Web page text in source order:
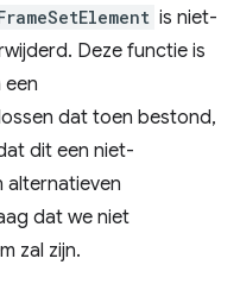
is niet-
Deze functie is
dat toen bestond,
dit een niet-
alternatieven
dat we niet
zal zijn.